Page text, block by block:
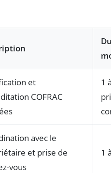
et
COFRAC
1
avec le
et prise de
vous
1